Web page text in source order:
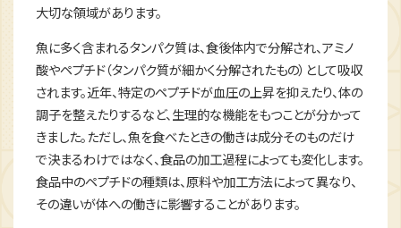
大切な領域があります。
魚に多く含まれるタンパク質は、食後体内で分解され、アミノ
酸やペプチド（タンパク質が細かく分解されたもの）として吸収
されます。近年、特定のペプチドが血圧の上昇を抑えたり、体の
調子を整えたりするなど、生理的な機能をもつことが分かって
きました。ただし、魚を食べたときの働きは成分そのものだけ
で決まるわけではなく、食品の加工過程によっても変化します。
食品中のペプチドの種類は、原料や加工方法によって異なり、
その違いが体への働きに影響することがあります。